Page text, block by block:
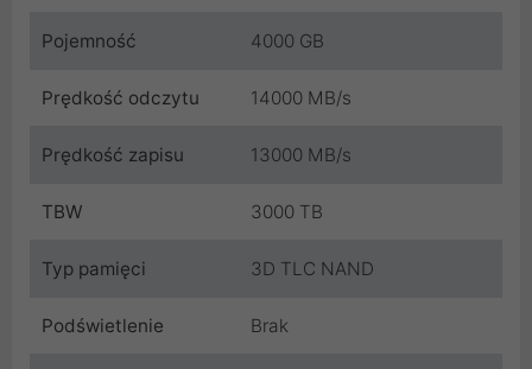
Pojemność 4000 GB
Prędkość odczytu 14000 MB/s
Prędkość zapisu 13000 MB/s
TBW 3000 TB
Typ pamięci 3D TLC NAND
Podświetlenie Brak